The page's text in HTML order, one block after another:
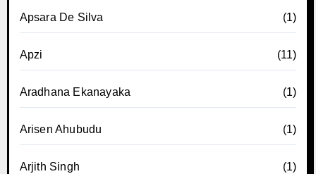
Apsara De Silva (1)
Apzi (11)
Aradhana Ekanayaka (1)
Arisen Ahubudu (1)
Arjith Singh (1)